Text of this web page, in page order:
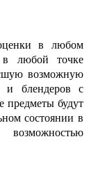
в любом
в любой точке
возможную
и блендеров с
предметы будут
состоянии в